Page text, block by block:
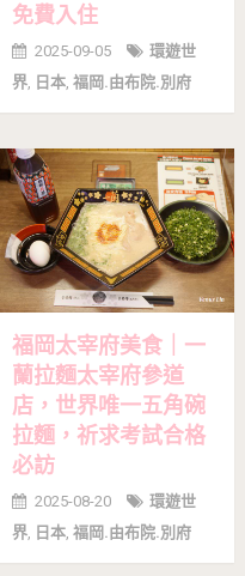
免費入住
2025-09-05
環遊世
界, 日本, 福岡.由布院.別府
福岡太宰府美食｜一
蘭拉麵太宰府參道
店，世界唯一五角碗
拉麵，祈求考試合格
必訪
2025-08-20
環遊世
界, 日本, 福岡.由布院.別府